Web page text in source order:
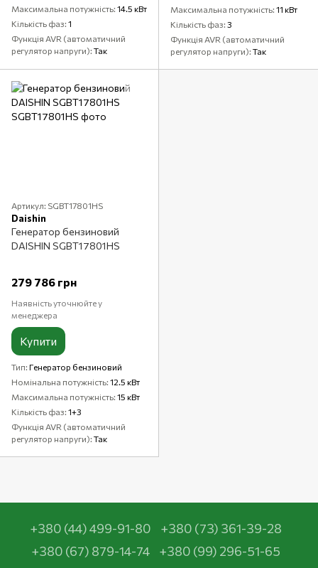
Максимальна потужність 14.5 кВт
Кількість фаз 1
Функція AVR (автоматичний
регулятор напруги) Так
Максимальна потужність 11 кВт
Кількість фаз 3
Функція AVR (автоматичний
регулятор напруги) Так
Артикул: SGBT17801HS
Daishin
Генератор бензиновий
DAISHIN SGBT17801HS
279 786 грн
Наявність уточнюйте у
менеджера
Купити
Тип Генератор бензиновий
Номінальна потужність 12.5 кВт
Максимальна потужність 15 кВт
Кількість фаз 1+3
Функція AVR (автоматичний
регулятор напруги) Так
+380 (44) 499-91-80
+380 (73) 361-39-28
+380 (67) 879-14-74
+380 (99) 296-51-65